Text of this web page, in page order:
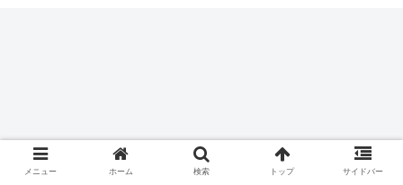
メニュー ホーム 検索 トップ サイドバー